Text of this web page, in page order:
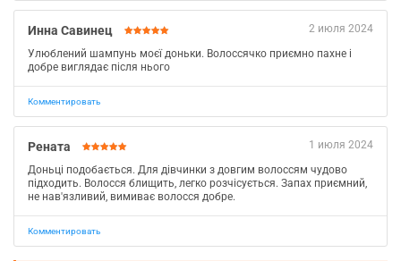
2 июля 2024
Инна Савинец
Улюблений шампунь моєї доньки. Волоссячко приємно пахне і
добре виглядає після нього
Комментировать
1 июля 2024
Рената
Доньці подобається. Для дівчинки з довгим волоссям чудово
підходить. Волосся блищить, легко розчісується. Запах приємний,
не нав'язливий, вимиває волосся добре.
Комментировать